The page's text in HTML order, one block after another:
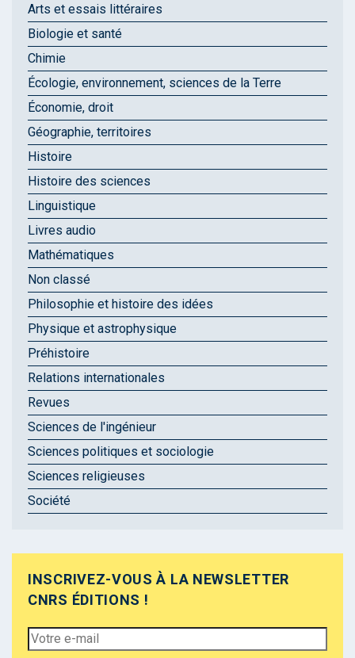
Arts et essais littéraires
Biologie et santé
Chimie
Écologie, environnement, sciences de la Terre
Économie, droit
Géographie, territoires
Histoire
Histoire des sciences
Linguistique
Livres audio
Mathématiques
Non classé
Philosophie et histoire des idées
Physique et astrophysique
Préhistoire
Relations internationales
Revues
Sciences de l'ingénieur
Sciences politiques et sociologie
Sciences religieuses
Société
INSCRIVEZ-VOUS À LA NEWSLETTER
CNRS ÉDITIONS !